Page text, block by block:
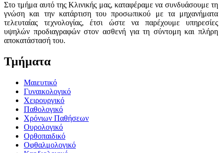
Στο τμήμα αυτό της Κλινικής μας, καταφέραμε να συνδυάσουμε τη
γνώση και την κατάρτιση του προσωπικού με τα μηχανήματα
τελευταίας τεχνολογίας, έτσι ώστε να παρέχουμε υπηρεσίες
υψηλών προδιαγραφών στον ασθενή για τη σύντομη και πλήρη
αποκατάστασή του.
Τμήματα
Μαιευτικό
Γυναικολογικό
Χειρουργικό
Παθολογικό
Χρόνιων Παθήσεων
Ουρολογικό
Ορθοπαιδικό
Οφθαλμολογικό